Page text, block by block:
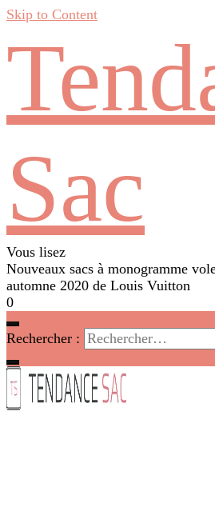
Skip to Content
Sac
Vous lisez
Nouveaux sacs à monogramme
automne 2020 de Louis Vuitton
0
Rechercher :